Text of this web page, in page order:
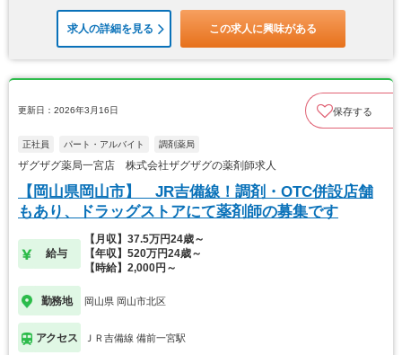
求人の詳細を見る この求人に興味がある
更新日：2026年3月16日 保存する
正社員 パート・アルバイト 調剤薬局
ザグザグ薬局一宮店 株式会社ザグザグの薬剤師求人
【岡山県岡山市】 JR吉備線！調剤・OTC併設店舗
もあり、ドラッグストアにて薬剤師の募集です
給与
【月収】37.5万円24歳～
【年収】520万円24歳～
【時給】2,000円～
勤務地 岡山県 岡山市北区
アクセス ＪＲ吉備線 備前一宮駅